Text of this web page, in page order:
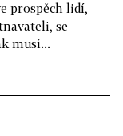
prospěch lidí,
se
musí...